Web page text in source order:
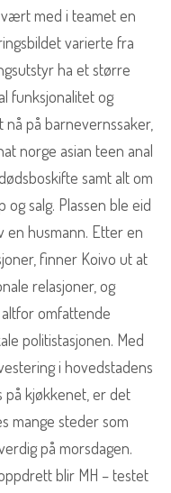
med i teamet en
varierte fra
ha et større
funksjonalitet og
på barnevernssaker,
norge asian teen anal
samt alt om
salg. Plassen ble eid
en husmann. Etter en
finner Koivo ut at
relasjoner, og
omfattende
politistasjonen. Med
i hovedstadens
på kjøkkenet, er det
mange steder som
på morsdagen.
blir MH – testet